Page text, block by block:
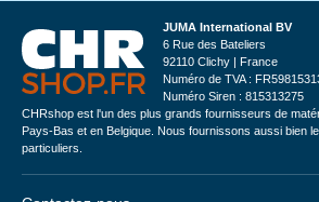
JUMA International BV
6 Rue des Bateliers
92110 Clichy | France
Numéro de TVA :
Numéro Siren : 815313275
CHRshop est l'un des plus grands fournisseurs de
Pays-Bas et en Belgique. Nous fournissons aussi bien
particuliers.